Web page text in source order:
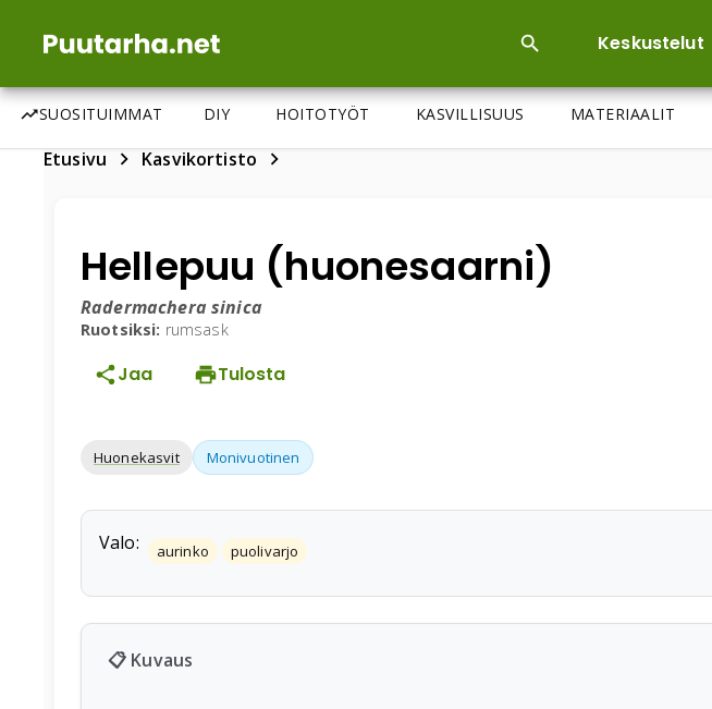
Keskustelut
SUOSITUIMMAT DIY HOITOTYÖT KASVILLISUUS MATERIAALIT
Etusivu Kasvikortisto
Hellepuu (huonesaarni)
Radermachera sinica
Ruotsiksi: rumsask
Jaa Tulosta
Huonekasvit Monivuotinen
Valo: aurinko puolivarjo
📋 Kuvaus